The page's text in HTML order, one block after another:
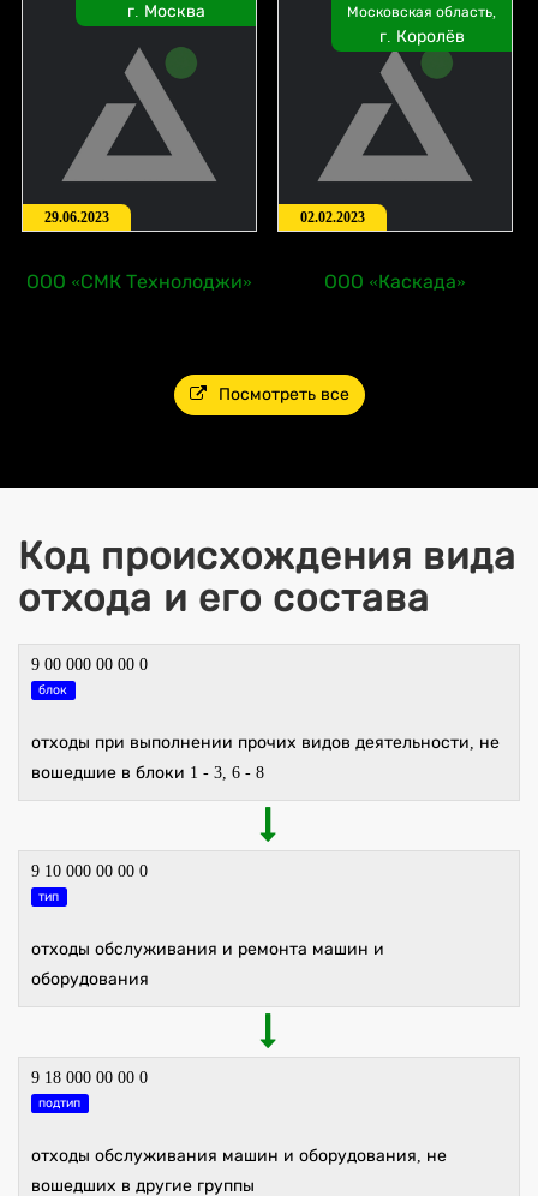
г. Москва
29.06.2023
ООО «СМК Технолоджи»
Московская область,
г. Королёв
02.02.2023
ООО «Каскада»
Посмотреть все
Код происхождения вида
отхода и его состава
9 00 000 00 00 0
блок
отходы при выполнении прочих видов деятельности, не
вошедшие в блоки 1 - 3, 6 - 8
9 10 000 00 00 0
тип
отходы обслуживания и ремонта машин и
оборудования
9 18 000 00 00 0
подтип
отходы обслуживания машин и оборудования, не
вошедших в другие группы